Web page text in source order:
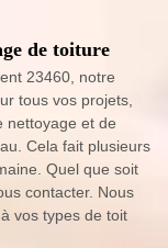
de toiture
23460, notre
tous vos projets,
nettoyage et de
Cela fait plusieurs
Quel que soit
contacter. Nous
vos types de toit